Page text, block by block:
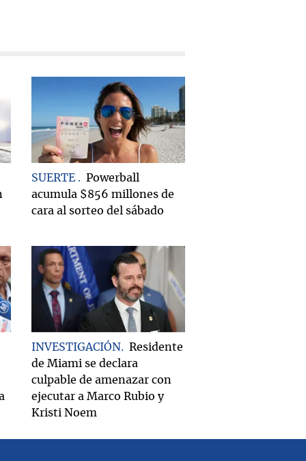
SUERTE
Powerball
acumula $856 millones de
cara al sorteo del sábado
INVESTIGACIÓN
Residente
de Miami se declara
culpable de amenazar con
ejecutar a Marco Rubio y
Kristi Noem